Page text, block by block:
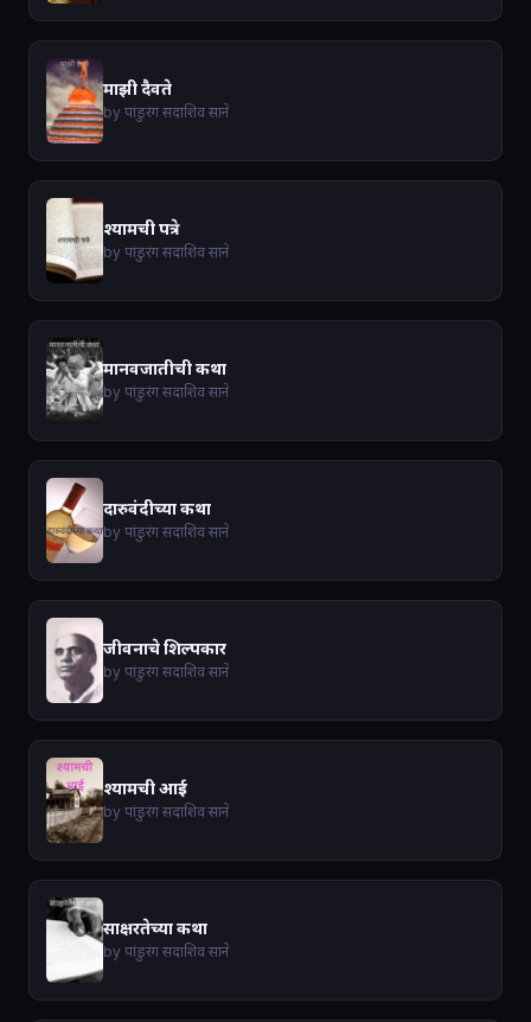
माझी दैवते
by पांडुरंग सदाशिव साने
श्यामची पत्रे
by पांडुरंग सदाशिव साने
मानवजातीची कथा
by पांडुरंग सदाशिव साने
दारुवंदीच्या कथा
by पांडुरंग सदाशिव साने
जीवनाचे शिल्पकार
by पांडुरंग सदाशिव साने
श्यामची आई
by पांडुरंग सदाशिव साने
साक्षरतेच्या कथा
by पांडुरंग सदाशिव साने